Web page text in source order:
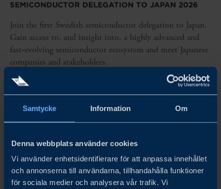
Samtycke Information Om
Denna webbplats använder cookies
Vi använder enhetsidentifierare för att anpassa innehållet
och annonserna till användarna, tillhandahålla funktioner
för sociala medier och analysera vår trafik. Vi
SEMICONDUCTOR DELEGATION TO JAPAN 2026
Join the first Swedish semiconductor delegation to Japan.
Gain access to, and insight into, a highly advanced and
fast‑evolving semiconductor ecosystem and meet Japanese
companies and stakeholders.
LÄS MER